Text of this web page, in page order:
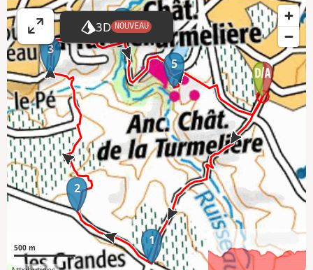
A
ff
i
c
h
e
r
l
a
c
a
t
e
3D NOUVEAU
1
2
3
4
5
500 m